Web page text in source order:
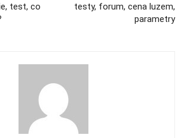
test, co
testy, forum, cena luzem,
parametry